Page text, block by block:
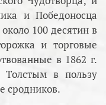
и Победоносца
100 десятин в
и торговые
в 1862 г.
Толстым в пользу
сродников.